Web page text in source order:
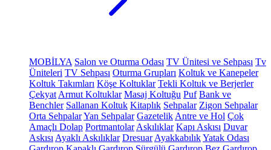
MOBİLYA Salon ve Oturma Odası TV Ünitesi ve Sehpası Tv
Üniteleri TV Sehpası Oturma Grupları Koltuk ve Kanepeler
Koltuk Takımları Köşe Koltuklar Tekli Koltuk ve Berjerler
Çekyat Armut Koltuklar Masaj Koltuğu Puf Bank ve
Benchler Sallanan Koltuk Kitaplık Sehpalar Zigon Sehpalar
Orta SehpalarYan Sehpalar Gazetelik Antre ve Hol Çok
Amaçlı Dolap Portmantolar Askılıklar Kapı Askısı Duvar
Askısı Ayaklı Askılıklar Dresuar AyakkabılıkYatak Odası